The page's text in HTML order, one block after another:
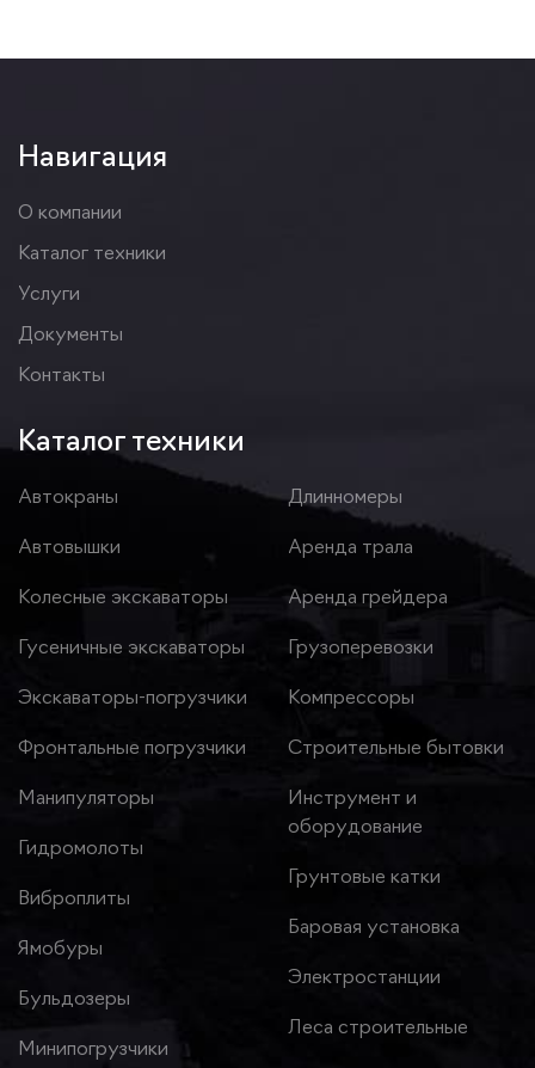
Навигация
О компании
Каталог техники
Услуги
Документы
Контакты
Каталог техники
Автокраны
Автовышки
Колесные экскаваторы
Гусеничные экскаваторы
Экскаваторы-погрузчики
Фронтальные погрузчики
Манипуляторы
Гидромолоты
Виброплиты
Ямобуры
Бульдозеры
Минипогрузчики
Длинномеры
Аренда трала
Аренда грейдера
Грузоперевозки
Компрессоры
Строительные бытовки
Инструмент и
оборудование
Грунтовые катки
Баровая установка
Электростанции
Леса строительные